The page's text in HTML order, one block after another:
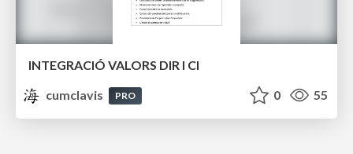
INTEGRACIÓ VALORS DIR I CI
cumclavis
PRO 0 55